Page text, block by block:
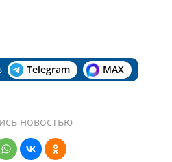
Telegram MAX
новостью